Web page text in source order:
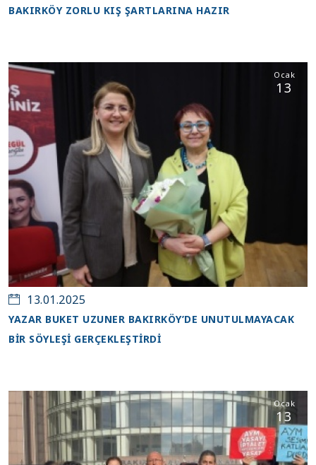
BAKIRKÖY ZORLU KIŞ ŞARTLARINA HAZIR
Ocak
13
13.01.2025
YAZAR BUKET UZUNER BAKIRKÖY’DE UNUTULMAYACAK
BİR SÖYLEŞİ GERÇEKLEŞTİRDİ
Ocak
13